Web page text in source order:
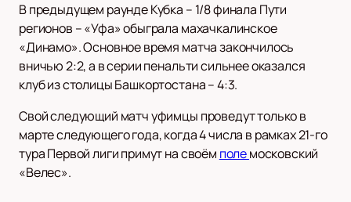
В предыдущем раунде Кубка – 1/8 финала Пути
регионов – «Уфа» обыграла махачкалинское
«Динамо». Основное время матча закончилось
вничью 2:2, а в серии пенальти сильнее оказался
клуб из столицы Башкортостана – 4:3.
Свой следующий матч уфимцы проведут только в
марте следующего года, когда 4 числа в рамках 21-го
тура Первой лиги примут на своём полемосковский
«Велес».